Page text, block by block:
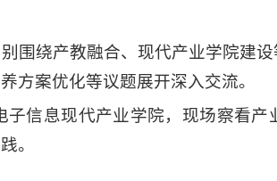
围绕产教融合、现代产业学院建
方案优化等议题展开深入交流。
信息现代产业学院，现场察看
。